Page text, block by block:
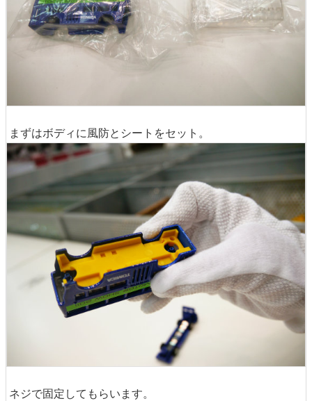
まずはボディに風防とシートをセット。
ネジで固定してもらいます。